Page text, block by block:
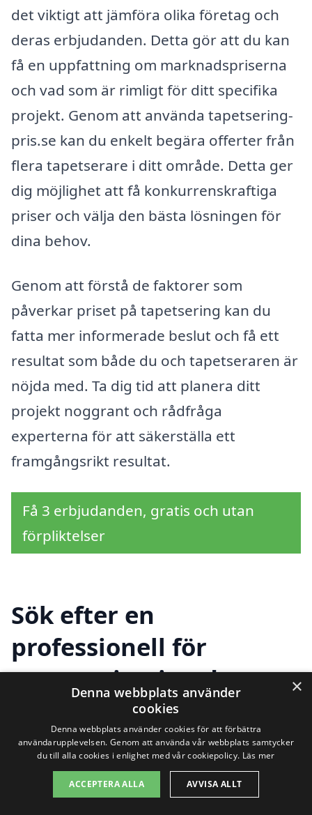
det viktigt att jämföra olika företag och
deras erbjudanden. Detta gör att du kan
få en uppfattning om marknadspriserna
och vad som är rimligt för ditt specifika
projekt. Genom att använda tapetsering-
pris.se kan du enkelt begära offerter från
flera tapetserare i ditt område. Detta ger
dig möjlighet att få konkurrenskraftiga
priser och välja den bästa lösningen för
dina behov.
Genom att förstå de faktorer som
påverkar priset på tapetsering kan du
fatta mer informerade beslut och få ett
resultat som både du och tapetseraren är
nöjda med. Ta dig tid att planera ditt
projekt noggrant och rådfråga
experterna för att säkerställa ett
framgångsrikt resultat.
Få 3 erbjudanden, gratis och utan
förpliktelser
Sök efter en
professionell för
tapetsering i andra
städer nära Karlstad
Att hitta en pålitlig och professionell
tapetserare kan kännas överväldigande,
×
Denna webbplats använder
cookies
Denna webbplats använder cookies för att förbättra
användarupplevelsen. Genom att använda vår webbplats samtycker
du till alla cookies i enlighet med vår cookiepolicy. Läs mer
ACCEPTERA ALLA AVVISA ALLT